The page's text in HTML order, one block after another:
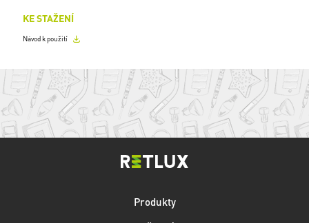
KE STAŽENÍ
Návod k použití
Produkty